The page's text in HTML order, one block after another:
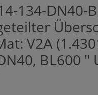
134-DN40-
V2A
BL600 "